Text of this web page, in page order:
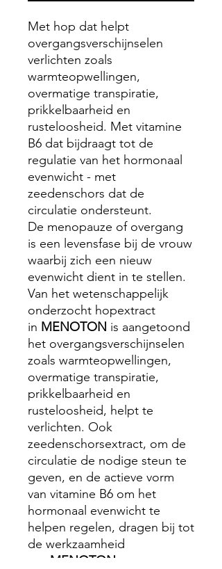
Met hop dat helpt
overgangsverschijnselen
verlichten zoals
warmteopwellingen,
overmatige transpiratie,
prikkelbaarheid en
rusteloosheid. Met vitamine
B6 dat bijdraagt tot de
regulatie van het hormonaal
evenwicht - met
zeedenschors dat de
circulatie ondersteunt.
De menopauze of overgang
is een levensfase bij de vrouw
waarbij zich een nieuw
evenwicht dient in te stellen.
Van het wetenschappelijk
onderzocht hopextract
in MENOTON is aangetoond
het overgangsverschijnselen
zoals warmteopwellingen,
overmatige transpiratie,
prikkelbaarheid en
rusteloosheid, helpt te
verlichten. Ook
zeedenschorsextract, om de
circulatie de nodige steun te
geven, en de actieve vorm
van vitamine B6 om het
hormonaal evenwicht te
helpen regelen, dragen bij tot
de werkzaamheid
MENOTON.